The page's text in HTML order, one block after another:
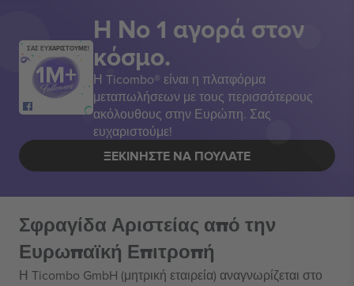
ΣΑΣ ΕΥΧΑΡΙΣΤΟΥΜΕ!
Η Νο 1 αγορά στον
κόσμο.
Η Ticombo® είναι η πλατφόρμα
μεταπωλήσεων με τους περισσότερους
ακόλουθους στην Ευρώπη. Σας
ευχαριστούμε!
ΞΕΚΙΝΉΣΤΕ ΝΑ ΠΟΥΛΆΤΕ
Σφραγίδα Αριστείας από την
Ευρωπαϊκή Επιτροπή
Η Ticombo GmbH (μητρική εταιρεία) αναγνωρίζεται στο